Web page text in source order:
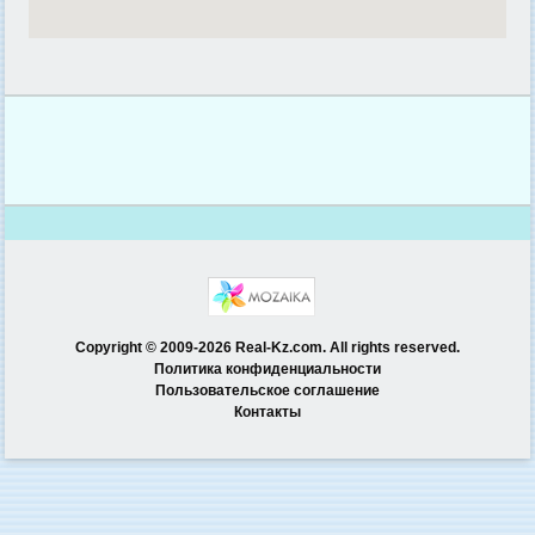
Copyright © 2009-2026 Real-Kz.com. All rights reserved.
Политика конфиденциальности
Пользовательское соглашение
Контакты